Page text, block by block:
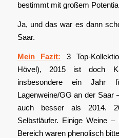
bestimmt mit großem
Ja, und das war es dann
Saar.
Mein Fazit:
3 Top-
Hövel), 2015 ist doch
insbesondere ein Jahr
Lagenweine/GG an der Saar
auch besser als 2014.
Selbstläufer. Einige Weine
Bereich waren phenolisch